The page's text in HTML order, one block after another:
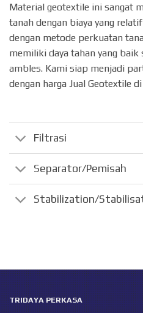
Material geotextile ini sangat
tanah dengan biaya yang
dengan metode perkuatan
memiliki daya tahan yang
ambles. Kami siap menjadi
dengan harga Jual Geotextile
Filtrasi
Separator/Pemisah
Stabilization/
TRIDAYA PERKASA